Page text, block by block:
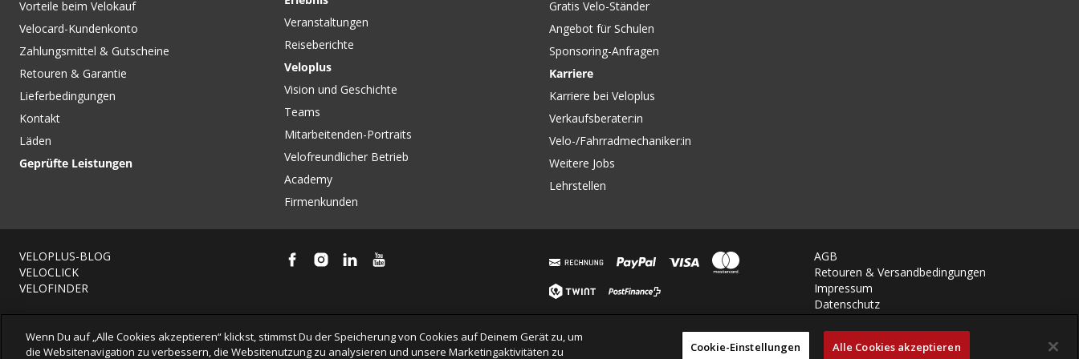
Vorteile beim Velokauf
Velocard-Kundenkonto
Zahlungsmittel & Gutscheine
Retouren & Garantie
Lieferbedingungen
Kontakt
Läden
Geprüfte Leistungen
Veranstaltungen
Reiseberichte
Veloplus
Vision und Geschichte
Teams
Mitarbeitenden-Portraits
Velofreundlicher Betrieb
Academy
Firmenkunden
Gratis Velo-Ständer
Angebot für Schulen
Sponsoring-Anfragen
Karriere
Karriere bei Veloplus
Verkaufsberater:in
Velo-/Fahrradmechaniker:in
Weitere Jobs
Lehrstellen
VELOPLUS-BLOG
VELOCLICK
VELOFINDER
AGB
Retouren & Versandbedingungen
Impressum
Datenschutz
Wenn Du auf „Alle Cookies akzeptieren“ klickst, stimmst Du der Speicherung von Cookies auf Deinem Gerät zu, um
die Websitenavigation zu verbessern, die Websitenutzung zu analysieren und unsere Marketingaktivitäten zu
Cookie-Einstellungen Alle Cookies akzeptieren